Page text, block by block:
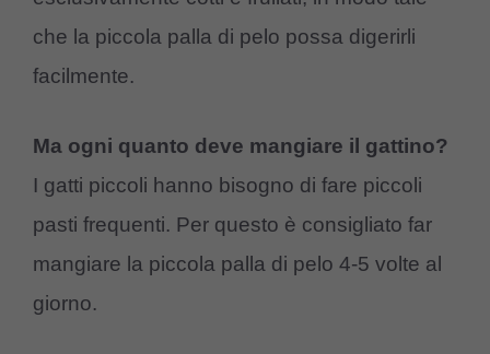
che la piccola palla di pelo possa digerirli
facilmente.
Ma ogni quanto deve mangiare il gattino?
I gatti piccoli hanno bisogno di fare piccoli
pasti frequenti. Per questo è consigliato far
mangiare la piccola palla di pelo 4-5 volte al
giorno.